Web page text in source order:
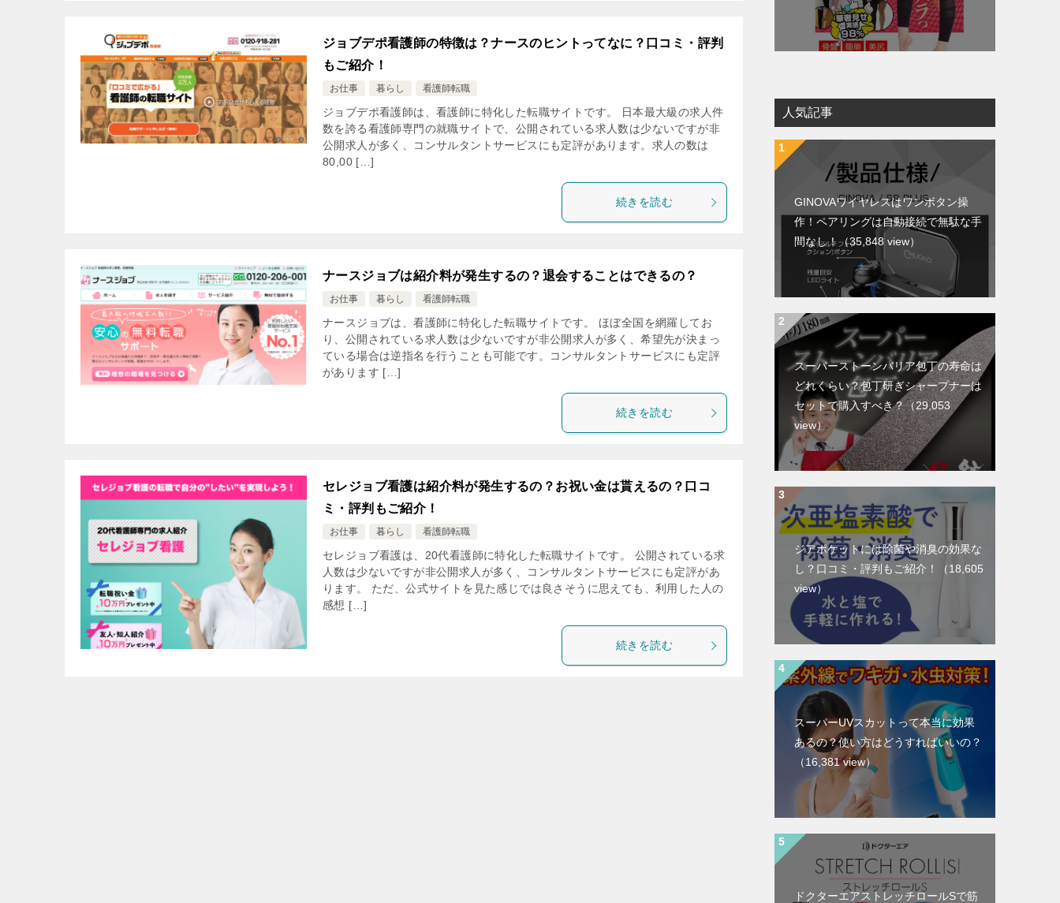
ジョブデポ看護師の特徴は？ナースのヒントってなに？口コミ・評判
もご紹介！
お仕事 暮らし 看護師転職
ジョブデポ看護師は、看護師に特化した転職サイトです。 日本最大級の求人件
数を誇る看護師専門の就職サイトで、公開されている求人数は少ないですが非
公開求人が多く、コンサルタントサービスにも定評があります。求人の数は
80,00 […]
続きを読む
ナースジョブは紹介料が発生するの？退会することはできるの？
お仕事 暮らし 看護師転職
ナースジョブは、看護師に特化した転職サイトです。 ほぼ全国を網羅してお
り、公開されている求人数は少ないですが非公開求人が多く、希望先が決まっ
ている場合は逆指名を行うことも可能です。コンサルタントサービスにも定評
があります […]
続きを読む
セレジョブ看護は紹介料が発生するの？お祝い金は貰えるの？口コ
ミ・評判もご紹介！
お仕事 暮らし 看護師転職
セレジョブ看護は、20代看護師に特化した転職サイトです。 公開されている求
人数は少ないですが非公開求人が多く、コンサルタントサービスにも定評があ
ります。 ただ、公式サイトを見た感じでは良さそうに思えても、利用した人の
感想 […]
続きを読む
人気記事
GINOVAワイヤレスはワンボタン操
作！ペアリングは自動接続で無駄な手
間なし！（35,848 view）
スーパーストーンバリア包丁の寿命は
どれくらい？包丁研ぎシャープナーは
セットで購入すべき？（29,053
view）
ジアポケットには除菌や消臭の効果な
し？口コミ・評判もご紹介！
（18,605
view）
スーパーUVスカットって本当に効果
あるの？使い方はどうすればいいの？
（16,381 view）
ドクターエアストレッチロールSで筋